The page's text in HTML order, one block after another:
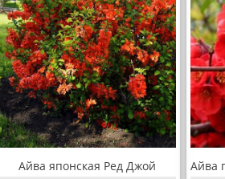
Айва японская Ред Джой Айва